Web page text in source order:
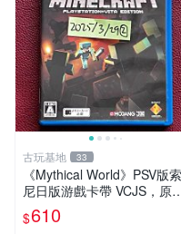
古玩基地 33
《Mythical World》PSV版索
尼日版游戲卡帶 VCJS，原
進口帶全盒說明書，支持主機
運行。Mythical World PSV
$610